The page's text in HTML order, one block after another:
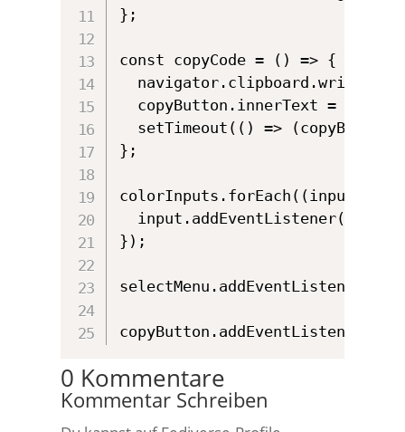
};
const copyCode = () => {
copyButton.innerText =
setTimeout(() =>
};
colorInputs.forEach((input) =>
});
0 Kommentare
Kommentar Schreiben